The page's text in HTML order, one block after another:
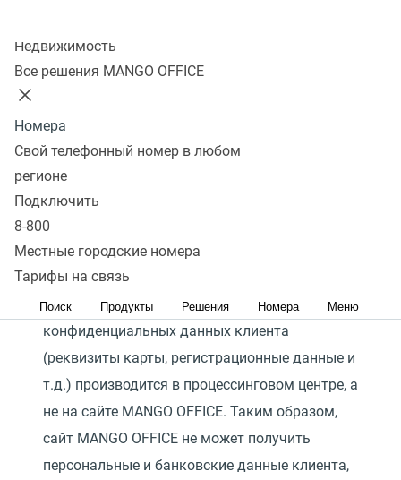
Недвижимость
Все решения MANGO OFFICE
Номера
Свой телефонный номер в любом
регионе
Подключить
8-800
Местные городские номера
Тарифы на связь
Поиск Продукты Решения Номера Меню
В электронных платёжных системах
использованием SSL протокола для передачи
конфиденциальной информации от клиента
на сервер системы для обработки. Далее
передача информации осуществляется по
закрытым банковским сетям высшей степени
защиты.
Сбор и обработка полученных
конфиденциальных данных клиента
(реквизиты карты, регистрационные данные и
т.д.) производится в процессинговом центре, а
не на сайте MANGO OFFICE. Таким образом,
сайт MANGO OFFICE не может получить
персональные и банковские данные клиента,